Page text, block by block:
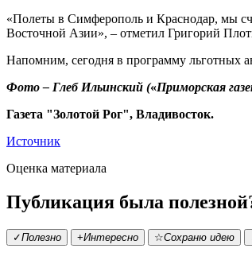
«Полеты в Симферополь и Краснодар, мы
Восточной Азии», – отметил Григорий
Напомним, сегодня в программу льготных
Фото – Глеб Ильинский («Приморская
Газета "Золотой Рог", Владивосток.
Источник
Оценка материала
Публикация была
✓Полезно +Интересно ☆Сохраню идею